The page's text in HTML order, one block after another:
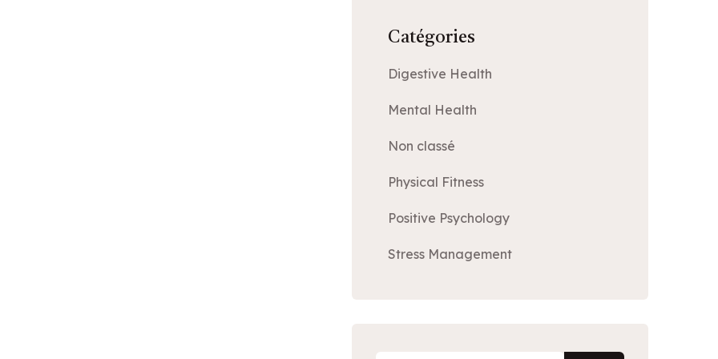
Catégories
Digestive Health
Mental Health
Non classé
Physical Fitness
Positive Psychology
Stress Management